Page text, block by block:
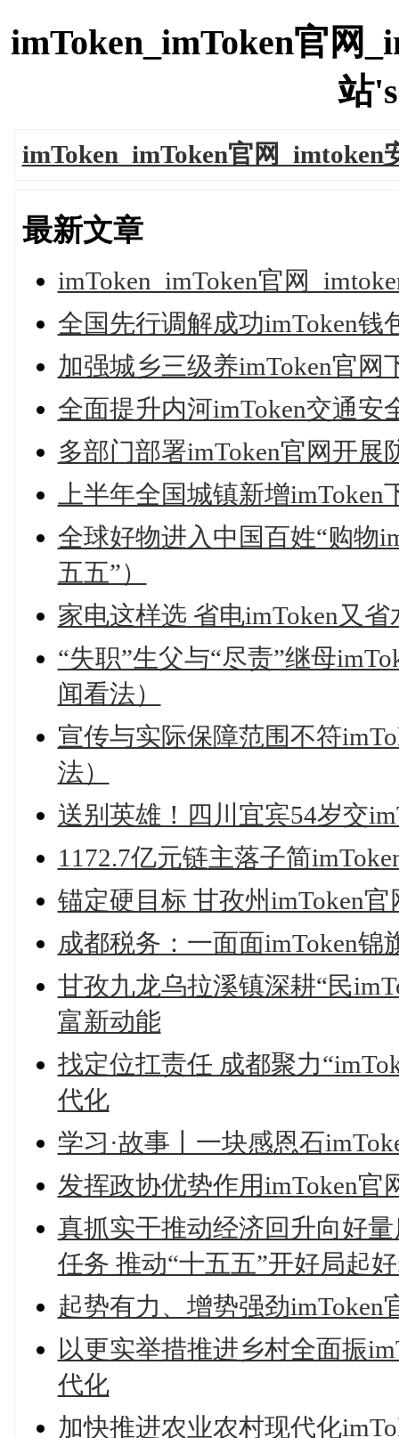
imToken_imToken官网
站
imToken_imToken官网_imtoken
最新文章
imToken_imToken官网
全国先行调解成功imToken钱
加强城乡三级养imToken官网
全面提升内河imToken交通安
多部门部署imToken官网开展
上半年全国城镇新增
全球好物进入中国百姓“购物
五五”）
家电这样选 省电imToken又
“失职”生父与“尽责”继母
闻看法）
宣传与实际保障范围不符
法）
送别英雄！四川宜宾54岁交
1172.7亿元链主落子简
锚定硬目标 甘孜州imToken
成都税务：一面面imToken锦
甘孜九龙乌拉溪镇深耕“民
富新动能
找定位扛责任 成都聚力
代化
学习·故事丨一块感恩石
发挥政协优势作用imToken官
真抓实干推动经济回升向好
任务 推动“十五五”开好局起
起势有力、增势强劲
以更实举措推进乡村全面振
代化
加快推进农业农村现代化